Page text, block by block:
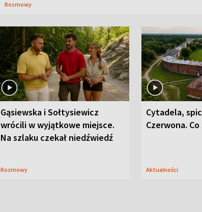
Rozmowy
Gąsiewska i Sołtysiewicz
wrócili w wyjątkowe miejsce.
Na szlaku czekał niedźwiedź
Rozmowy
Cytadela,
Czerwona.
Aktualności